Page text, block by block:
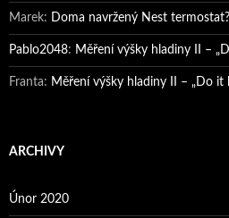
Marek: Doma navržený Nest
Pablo2048: Měření výšky hladiny II –
Franta: Měření výšky hladiny II – „Do it
ARCHIVY
Únor 2020